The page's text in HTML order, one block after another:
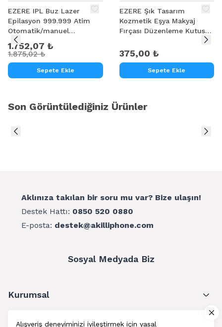
Alışveriş deneyiminizi iyileştirmek için yasal
- Zarif görünümüyle dekorasyonunuza şıklık katar.
EZERE IPL Buz Lazer
Epilasyon 999.999 Atim
Otomatik/manuel
Dokunmatik Ekran Agrisiz
Vücut Yüz Cihazi
1.752,07 ₺
1.875,02 ₺
Sepete Ekle
EZERE Şık Tasarım
Kozmetik Eşya Makyaj
Fırçası Düzenleme Kutusu
375,00 ₺
Sepete Ekle
Son Görüntülediğiniz Ürünler
Aklınıza takılan bir soru mu var? Bize ulaşın!
Destek Hattı: 0850 520 0880
E-posta: destek@akilliphone.com
Sosyal Medyada Biz
Kurumsal
Müşteri Hizmetleri